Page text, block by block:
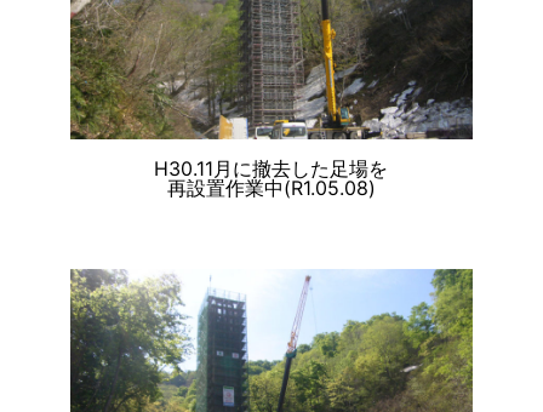
H30.11月に撤去した足場を
再設置作業中(R1.05.08)